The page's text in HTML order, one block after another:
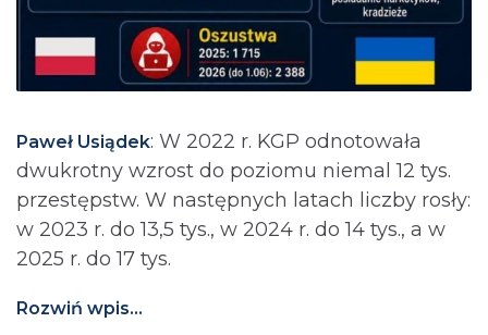
Paweł Usiądek: ⁨W 2022 r. KGP odnotowała
dwukrotny wzrost do poziomu niemal 12 tys.
przestępstw. W następnych latach liczby rosły:
w 2023 r. do 13,5 tys., w 2024 r. do 14 tys., a w
2025 r. do 17 tys.
Rozwiń wpis...